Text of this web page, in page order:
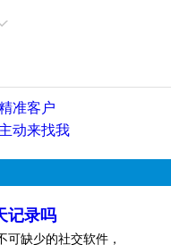
业或产品加上你的个人
别名字。另外，微信
的英文字母，方便人们
具有以下特征：
准客户
动来找我
记录吗
可缺少的社交软件，